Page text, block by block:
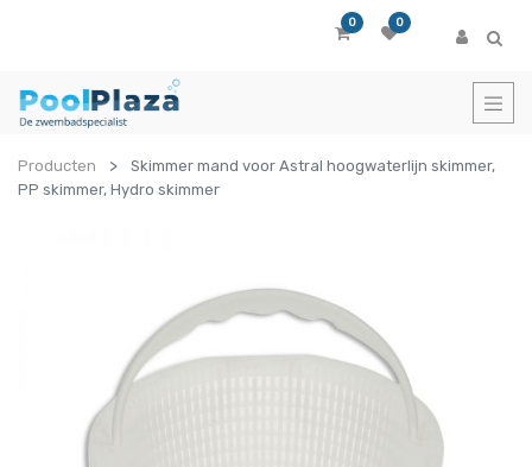
0 0
Producten
Skimmer mand voor Astral hoogwaterlijn skimmer,
PP skimmer, Hydro skimmer